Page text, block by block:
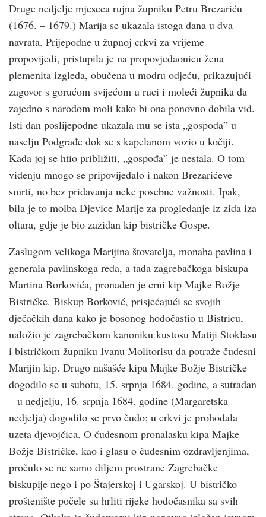
Druge nedjelje mjeseca rujna župniku Petru Brezariću
(1676. – 1679.) Marija se ukazala istoga dana u dva
navrata. Prijepodne u župnoj crkvi za vrijeme
propovijedi, pristupila je na propovjedaonicu žena
plemenita izgleda, obučena u modru odjeću, prikazujući
zagovor s gorućom svijećom u ruci i moleći župnika da
zajedno s narodom moli kako bi ona ponovno dobila vid.
Isti dan poslijepodne ukazala mu se ista „gospođa” u
naselju Podgrađe dok se s kapelanom vozio u kočiji.
Kada joj se htio približiti, „gospođa” je nestala. O tom
viđenju mnogo se pripovijedalo i nakon Brezarićeve
smrti, no bez pridavanja neke posebne važnosti. Ipak,
bila je to molba Djevice Marije za progledanje iz zida iza
oltara, gdje je bio zazidan kip bistričke Gospe.
Zaslugom velikoga Marijina štovatelja, monaha pavlina i
generala pavlinskoga reda, a tada zagrebačkoga biskupa
Martina Borkovića, pronađen je crni kip Majke Božje
Bistričke. Biskup Borković, prisjećajući se svojih
dječačkih dana kako je bosonog hodočastio u Bistricu,
naložio je zagrebačkom kanoniku kustosu Matiji Stoklasu
i bistričkom župniku Ivanu Molitorisu da potraže čudesni
Marijin kip. Drugo našašće kipa Majke Božje Bistričke
dogodilo se u subotu, 15. srpnja 1684. godine, a sutradan
– u nedjelju, 16. srpnja 1684. godine (Margaretska
nedjelja) dogodilo se prvo čudo; u crkvi je prohodala
uzeta djevojčica. O čudesnom pronalasku kipa Majke
Božje Bistričke, kao i glasu o čudesnim ozdravljenjima,
pročulo se ne samo diljem prostrane Zagrebačke
biskupije nego i po Štajerskoj i Ugarskoj. U bistričko
proštenište počele su hrliti rijeke hodočasnika sa svih